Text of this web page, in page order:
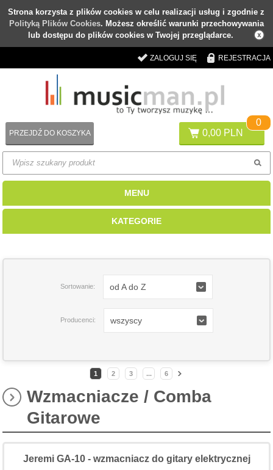
Strona korzysta z plików cookies w celu realizacji usług i zgodnie z
Polityką Plików Cookies. Możesz określić warunki przechowywania
lub dostępu do plików cookies w Twojej przeglądarce.
ZALOGUJ SIĘ REJESTRACJA
0,00 PLN
0
PRZEJDŹ DO KOSZYKA
MENU
KATEGORIE
Sortowanie: od A do Z
Producenci: wszyscy
1 2 3 ... 6
Wzmacniacze / Comba
Gitarowe
Jeremi GA-10 - wzmacniacz do gitary elektrycznej